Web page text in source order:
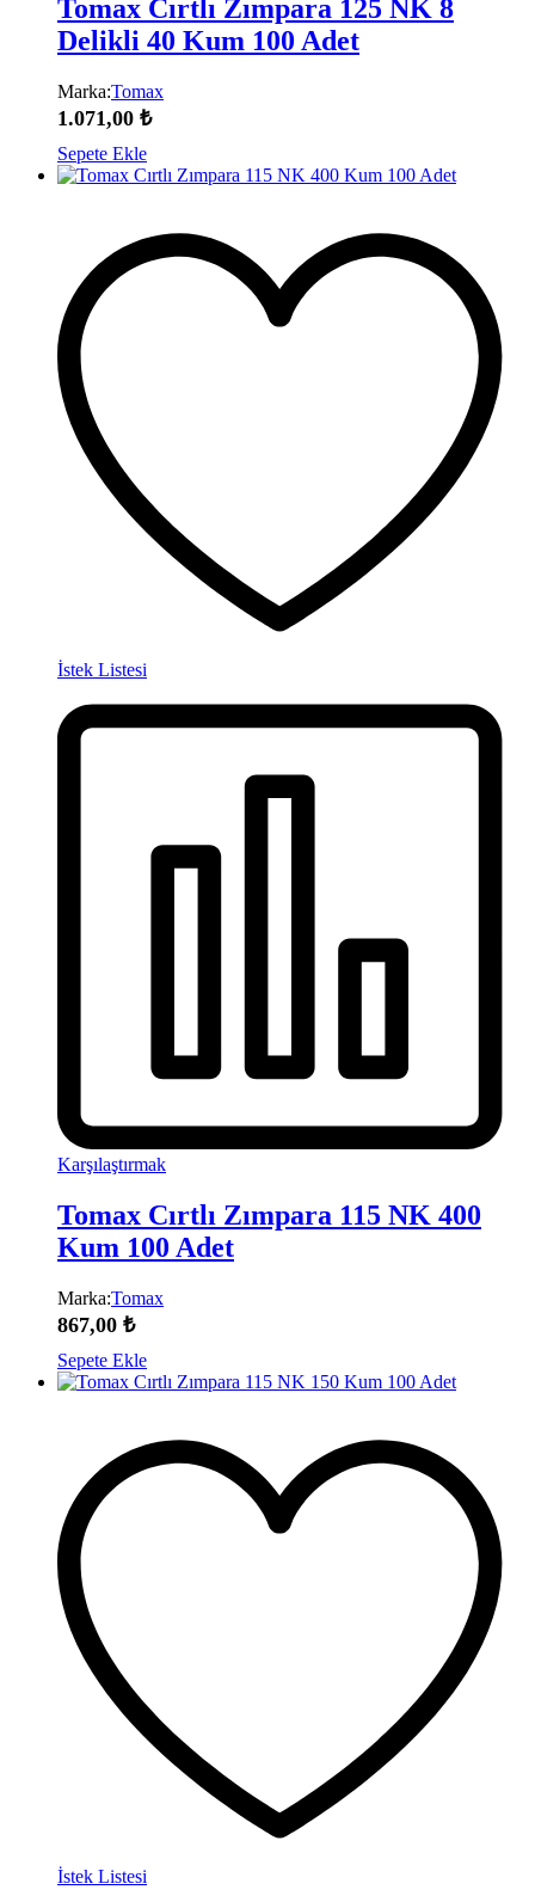
Tomax Cırtlı Zımpara 125 NK 8
Delikli 40 Kum 100 Adet
Marka:Tomax
1.071,00 ₺
Sepete Ekle
İstek Listesi
Karşılaştırmak
Tomax Cırtlı Zımpara 115 NK 400
Kum 100 Adet
Marka:Tomax
867,00 ₺
Sepete Ekle
İstek Listesi